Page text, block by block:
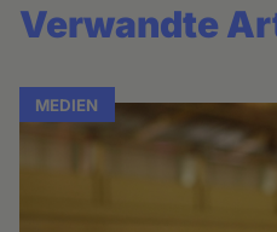
Verwandte
MEDIEN